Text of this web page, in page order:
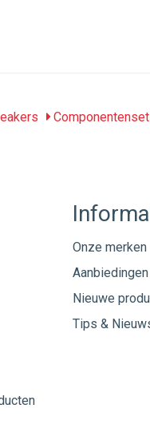
Onze merken
Aanbiedingen
Nieuwe
Tips &